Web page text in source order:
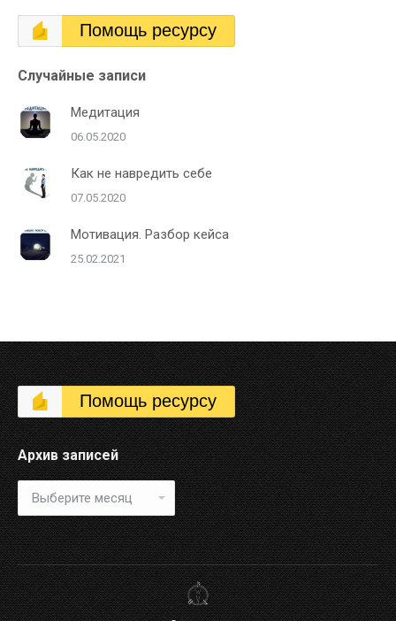
Помощь ресурсу
Случайные записи
Медитация
06.05.2020
Как не навредить себе
07.05.2020
Мотивация. Разбор кейса
25.02.2021
Помощь ресурсу
Архив записей